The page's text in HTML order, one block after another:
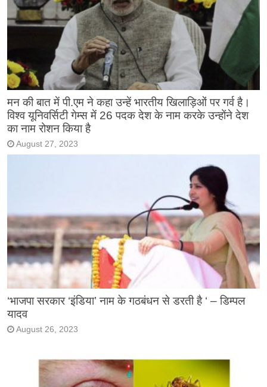
मन की बात में पी.एम ने कहा उन्हें भारतीय खिलाड़िओं पर गर्व है।
विश्व यूनिवर्सिटी गेम्स में 26 पदक देश के नाम करके उन्होंने देश
का नाम रोशन किया है
August 27, 2023
‘भाजपा सरकार ‘इंडिया’ नाम के गठबंधन से डरती है ‘ – डिम्पल
यादव
August 26, 2023